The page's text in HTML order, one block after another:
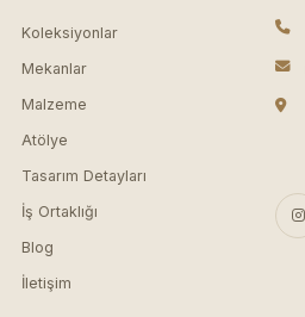
Koleksiyonlar
Mekanlar
Malzeme
Atölye
Tasarım Detayları
İş Ortaklığı
Blog
İletişim